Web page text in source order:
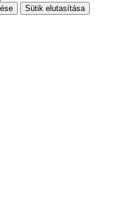
Sütik elutasítása